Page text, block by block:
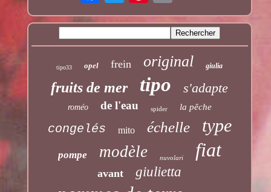
tipo33 opel frein original giulia
fruits de mer tipo s'adapte
roméo de l'eau spider la pêche
congelés mito échelle type
pompe modèle nuvolari fiat
avant giulietta